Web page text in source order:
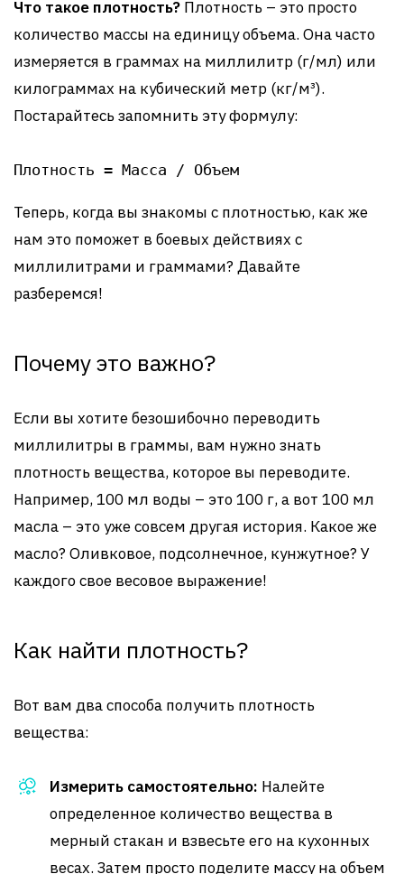
Что такое плотность? Плотность – это просто
количество массы на единицу объема. Она часто
измеряется в граммах на миллилитр (г/мл) или
килограммах на кубический метр (кг/м³).
Постарайтесь запомнить эту формулу:
Плотность = Масса / Объем
Теперь, когда вы знакомы с плотностью, как же
нам это поможет в боевых действиях с
миллилитрами и граммами? Давайте
разберемся!
Почему это важно?
Если вы хотите безошибочно переводить
миллилитры в граммы, вам нужно знать
плотность вещества, которое вы переводите.
Например, 100 мл воды – это 100 г, а вот 100 мл
масла – это уже совсем другая история. Какое же
масло? Оливковое, подсолнечное, кунжутное? У
каждого свое весовое выражение!
Как найти плотность?
Вот вам два способа получить плотность
вещества:
Измерить самостоятельно: Налейте
определенное количество вещества в
мерный стакан и взвесьте его на кухонных
весах. Затем просто поделите массу на объем